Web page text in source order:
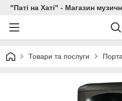
"Паті на Хаті" - Магазин
Товари та послуги